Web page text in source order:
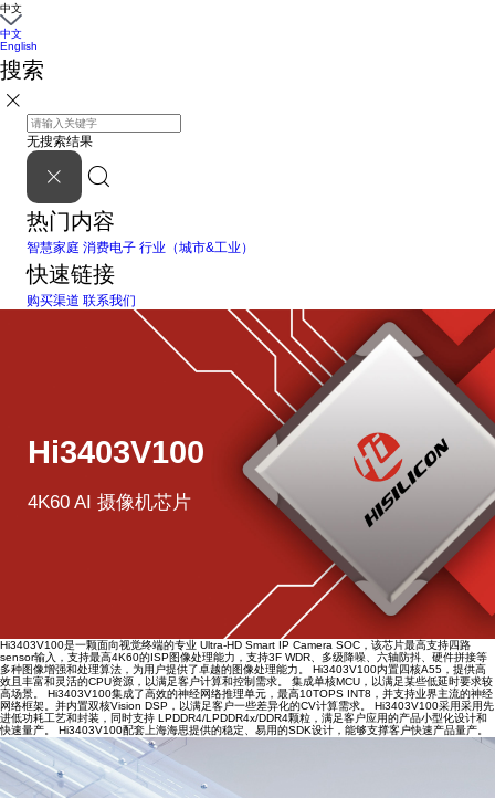
中文
中文
English
搜索
无搜索结果
热门内容
智慧家庭 消费电子 行业（城市&工业）
快速链接
购买渠道 联系我们
Hi3403V100
4K60 AI 摄像机芯片
Hi3403V100是一颗面向视觉终端的专业 Ultra-HD Smart IP Camera SOC，该芯片最高支持四路
sensor输入，支持最高4K60的ISP图像处理能力，支持3F WDR、多级降噪、六轴防抖、硬件拼接等
多种图像增强和处理算法，为用户提供了卓越的图像处理能力。 Hi3403V100内置四核A55，提供高
效且丰富和灵活的CPU资源，以满足客户计算和控制需求。 集成单核MCU，以满足某些低延时要求较
高场景。 Hi3403V100集成了高效的神经网络推理单元，最高10TOPS INT8，并支持业界主流的神经
网络框架。并内置双核Vision DSP，以满足客户一些差异化的CV计算需求。 Hi3403V100采用采用先
进低功耗工艺和封装，同时支持 LPDDR4/LPDDR4x/DDR4颗粒，满足客户应用的产品小型化设计和
快速量产。 Hi3403V100配套上海海思提供的稳定、易用的SDK设计，能够支撑客户快速产品量产。